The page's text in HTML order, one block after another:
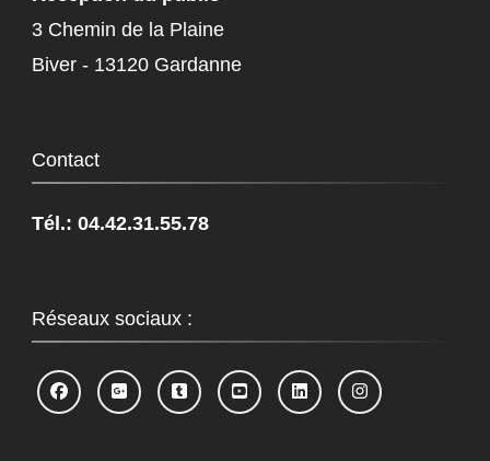
3 Chemin de la Plaine
Biver - 13120 Gardanne
Contact
Tél.: 04.42.31.55.78
Réseaux sociaux :